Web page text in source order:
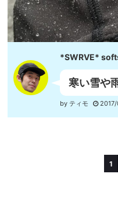
*SWRVE*
寒い雪や
by ティモ 2017/
1